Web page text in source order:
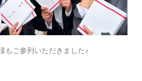
もご参列いただきました♪